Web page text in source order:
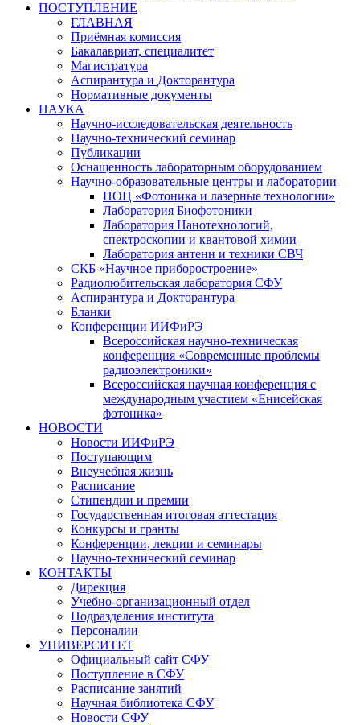
ПОСТУПЛЕНИЕ
ГЛАВНАЯ
Приёмная комиссия
Бакалавриат, специалитет
Магистратура
Аспирантура и Докторантура
Нормативные документы
НАУКА
Научно-исследовательская деятельность
Научно-технический семинар
Публикации
Оснащенность лабораторным оборудованием
Научно-образовательные центры и лаборатории
НОЦ «Фотоника и лазерные технологии»
Лаборатория Биофотоники
Лаборатория Нанотехнологий,
спектроскопии и квантовой химии
Лаборатория антенн и техники СВЧ
СКБ «Научное приборостроение»
Радиолюбительская лаборатория СФУ
Аспирантура и Докторантура
Бланки
Конференции ИИФиРЭ
Всероссийская научно-техническая
конференция «Современные проблемы
радиоэлектроники»
Всероссийская научная конференция с
международным участием «Енисейская
фотоника»
НОВОСТИ
Новости ИИФиРЭ
Поступающим
Внеучебная жизнь
Расписание
Стипендии и премии
Государственная итоговая аттестация
Конкурсы и гранты
Конференции, лекции и семинары
Научно-технический семинар
КОНТАКТЫ
Дирекция
Учебно-организационный отдел
Подразделения института
Персоналии
УНИВЕРСИТЕТ
Официальный сайт СФУ
Поступление в СФУ
Расписание занятий
Научная библиотека СФУ
Новости СФУ